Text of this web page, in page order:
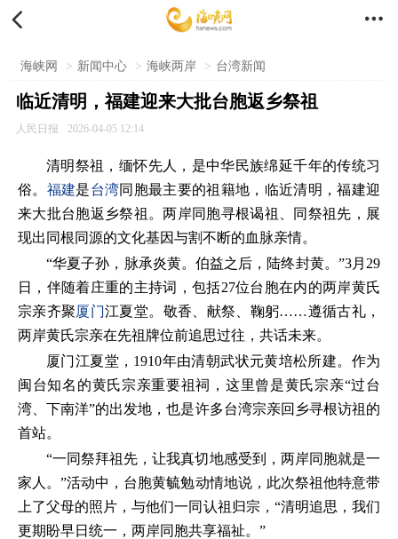
 
海峡网 > 新闻中心 > 海峡两岸 > 台湾新闻
临近清明，福建迎来大批台胞返乡祭祖
人民日报 2026-04-05 12:14
清明祭祖，缅怀先人，是中华民族绵延千年的传统习
俗。 福建是台湾同胞最主要的祖籍地，临近清明，福建迎
来大批台胞返乡祭祖。两岸同胞寻根谒祖、同祭祖先，展
现出同根同源的文化基因与割不断的血脉亲情。
“华夏子孙，脉承炎黄。伯益之后，陆终封黄。”3月29
日，伴随着庄重的主持词，包括27位台胞在内的两岸黄氏
宗亲齐聚厦门江夏堂。敬香、献祭、鞠躬……遵循古礼，
两岸黄氏宗亲在先祖牌位前追思过往，共话未来。
厦门江夏堂，1910年由清朝武状元黄培松所建。作为
闽台知名的黄氏宗亲重要祖祠，这里曾是黄氏宗亲“过台
湾、下南洋”的出发地，也是许多台湾宗亲回乡寻根访祖的
首站。
“一同祭拜祖先，让我真切地感受到，两岸同胞就是一
家人。”活动中，台胞黄毓勉动情地说，此次祭祖他特意带
上了父母的照片，与他们一同认祖归宗，“清明追思，我们
更期盼早日统一，两岸同胞共享福祉。”